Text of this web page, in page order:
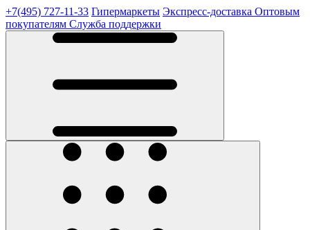
+7(495) 727-11-33 Гипермаркеты Экспресс-доставка Оптовым
покупателям Служба поддержки